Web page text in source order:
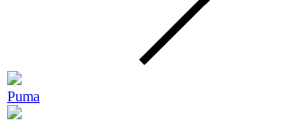
Puma